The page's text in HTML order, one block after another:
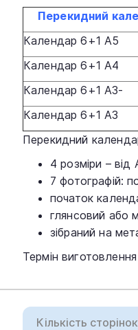
Перекидний
Календар 6+1 А5
Календар 6+1 А4
Календар 6+1 А3-
Календар 6+1 А3
Перекидний
4 розміри –
7 фотографій:
початок
глянсовий або
зібраний на
Термін
Кількість сторінок